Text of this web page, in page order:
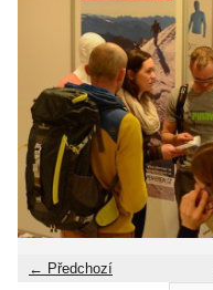
← Předchozí